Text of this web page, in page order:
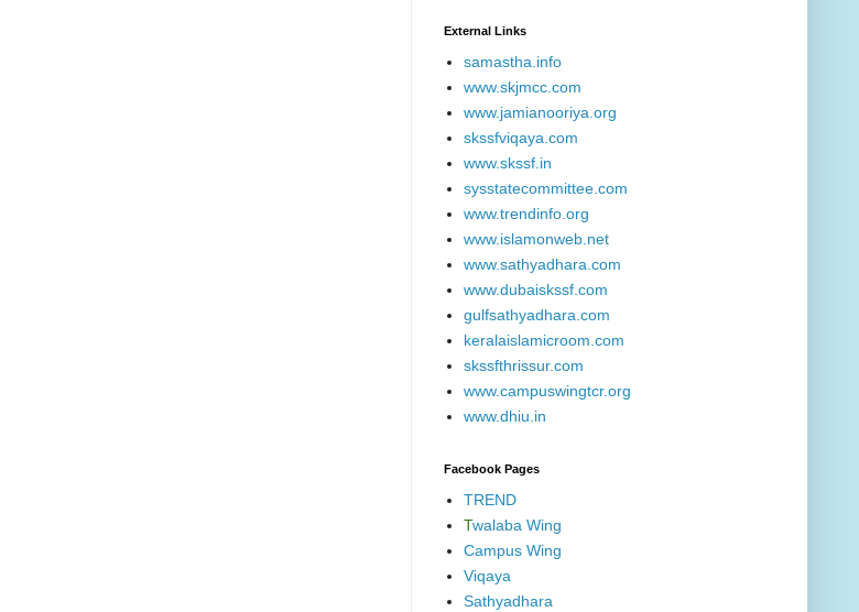
External ‎Links
samastha.info
www.skjmcc.com
www.jamianooriya.org
skssfviqaya.com
www.skssf.in
sysstatecommittee.com
www.trendinfo.org
www.islamonweb.net
www.sathyadhara.com
www.dubaiskssf.com
gulfsathyadhara.com
keralaislamicroom.com
skssfthrissur.com
www.campuswingtcr.org
www.dhiu.in
Facebook Pages
TREND
Twalaba Wing
Campus Wing
Viqaya
Sathyadhara